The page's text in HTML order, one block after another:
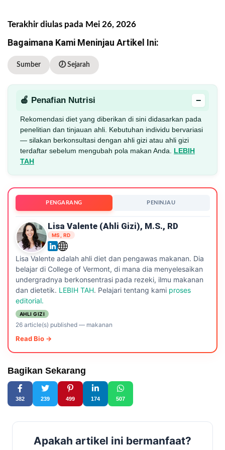
Terakhir diulas pada Mei 26, 2026
Bagaimana Kami Meninjau Artikel Ini:
Sumber 🕖 Sejarah
🍎 Penafian Nutrisi −
Rekomendasi diet yang diberikan di sini didasarkan pada
penelitian dan tinjauan ahli. Kebutuhan individu bervariasi
— silakan berkonsultasi dengan ahli gizi atau ahli gizi
terdaftar sebelum mengubah pola makan Anda. LEBIH
TAH
PENGARANG PENINJAU
Lisa Valente (ahli Gizi), M.S., RD
MS, RD
Lisa Valente adalah ahli diet dan pengawas makanan. Dia
belajar di College of Vermont, di mana dia menyelesaikan
undergradnya berkonsentrasi pada rezeki, ilmu makanan
dan dietetik. LEBIH TAH. Pelajari tentang kami proses
editorial.
AHLI GIZI
26 article(s) published— makanan
Read Bio →
Bagikan Sekarang
382 239 499 174 507
Apakah artikel ini bermanfaat?